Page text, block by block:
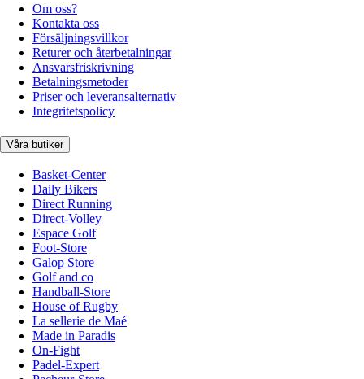
Om oss?
Kontakta oss
Försäljningsvillkor
Returer och återbetalningar
Ansvarsfriskrivning
Betalningsmetoder
Priser och leveransalternativ
Integritetspolicy
Våra butiker
Basket-Center
Daily Bikers
Direct Running
Direct-Volley
Espace Golf
Foot-Store
Galop Store
Golf and co
Handball-Store
House of Rugby
La sellerie de Maé
Made in Paradis
On-Fight
Padel-Expert